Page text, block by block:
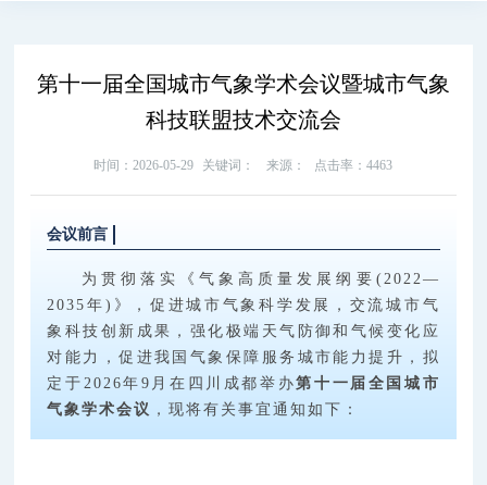
第十一届全国城市气象学术会议暨城市气象
科技联盟技术交流会
时间：2026-05-29 关键词： 来源： 点击率：4463
会议前言
为贯彻落实《气象高质量发展纲要(2022—
2035年)》，促进城市气象科学发展，交流城市气
象科技创新成果，强化极端天气防御和气候变化应
对能力，促进我国气象保障服务城市能力提升，拟
定于2026年9月在四川成都举办第十一届全国城市
气象学术会议 ，现将有关事宜通知如下：